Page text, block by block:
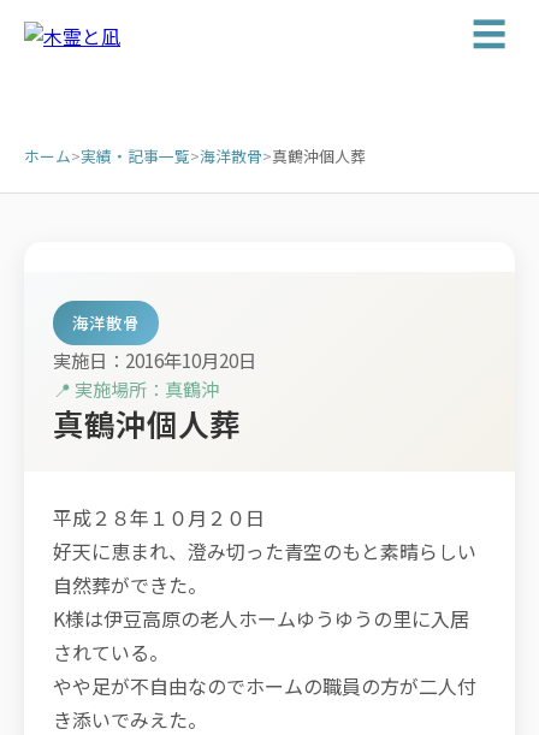
☰
ホーム>実績・記事一覧>海洋散骨>真鶴沖個人葬
海洋散骨
実施日：2016年10月20日
📍 実施場所：真鶴沖
真鶴沖個人葬
平成２８年１０月２０日
好天に恵まれ、澄み切った青空のもと素晴らしい
自然葬ができた。
K様は伊豆高原の老人ホームゆうゆうの里に入居
されている。
やや足が不自由なのでホームの職員の方が二人付
き添いでみえた。